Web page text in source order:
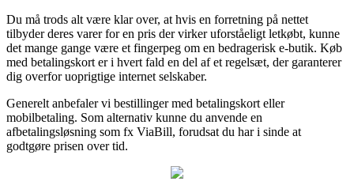
Du må trods alt være klar over, at hvis en forretning på nettet
tilbyder deres varer for en pris der virker uforståeligt letkøbt, kunne
det mange gange være et fingerpeg om en bedragerisk e-butik. Køb
med betalingskort er i hvert fald en del af et regelsæt, der garanterer
dig overfor uoprigtige internet selskaber.
Generelt anbefaler vi bestillinger med betalingskort eller
mobilbetaling. Som alternativ kunne du anvende en
afbetalingsløsning som fx ViaBill, forudsat du har i sinde at
godtgøre prisen over tid.